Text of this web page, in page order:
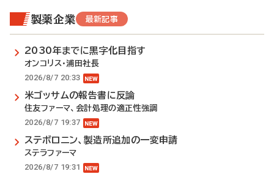
製薬企業 最新記事
2030年までに黒字化目指す
オンコリス・浦田社長
2026/8/7 20:33
米ゴッサムの報告書に反論
住友ファーマ、会計処理の適正性強調
2026/8/7 19:37
ステボロニン、製造所追加の一変申請
ステラファーマ
2026/8/7 19:31